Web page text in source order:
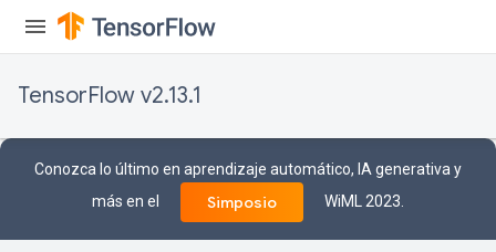
TensorFlow v2.13.1
Conozca lo último en aprendizaje automático, IA generativa y
más en el
Simposio WiML 2023.